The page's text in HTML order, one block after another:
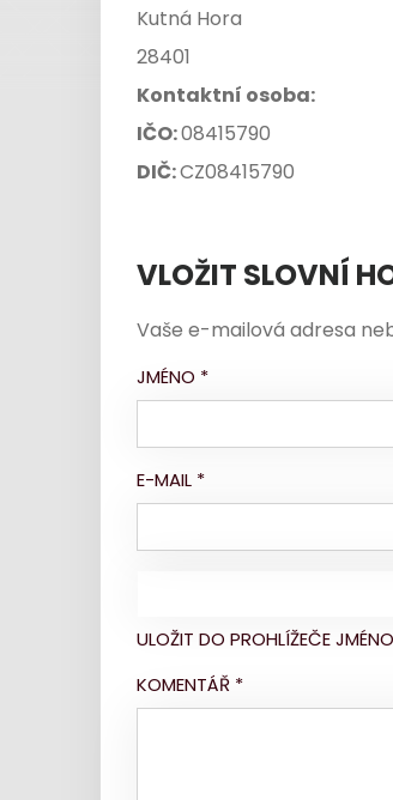
Kutná Hora
28401
Kontaktní osoba:
IČO:08415790
DIČ:CZ08415790
VLOŽIT SLOVNÍ
Vaše e-mailová adresa
JMÉNO *
E-MAIL *
ULOŽIT DO PROHLÍŽEČE
KOMENTÁŘ *